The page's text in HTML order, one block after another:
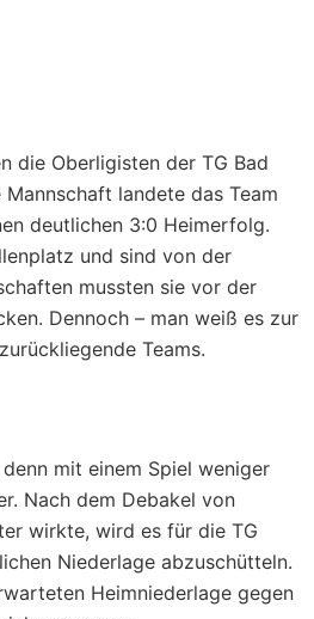
die Oberligisten der TG Bad
landete das Team
deutlichen 3:0 Heimerfolg.
und sind von der
mussten sie vor der
Dennoch – man weiß es zur
Teams.
mit einem Spiel weniger
Nach dem Debakel von
wirkte, wird es für die TG
Niederlage abzuschütteln.
Heimniederlage gegen